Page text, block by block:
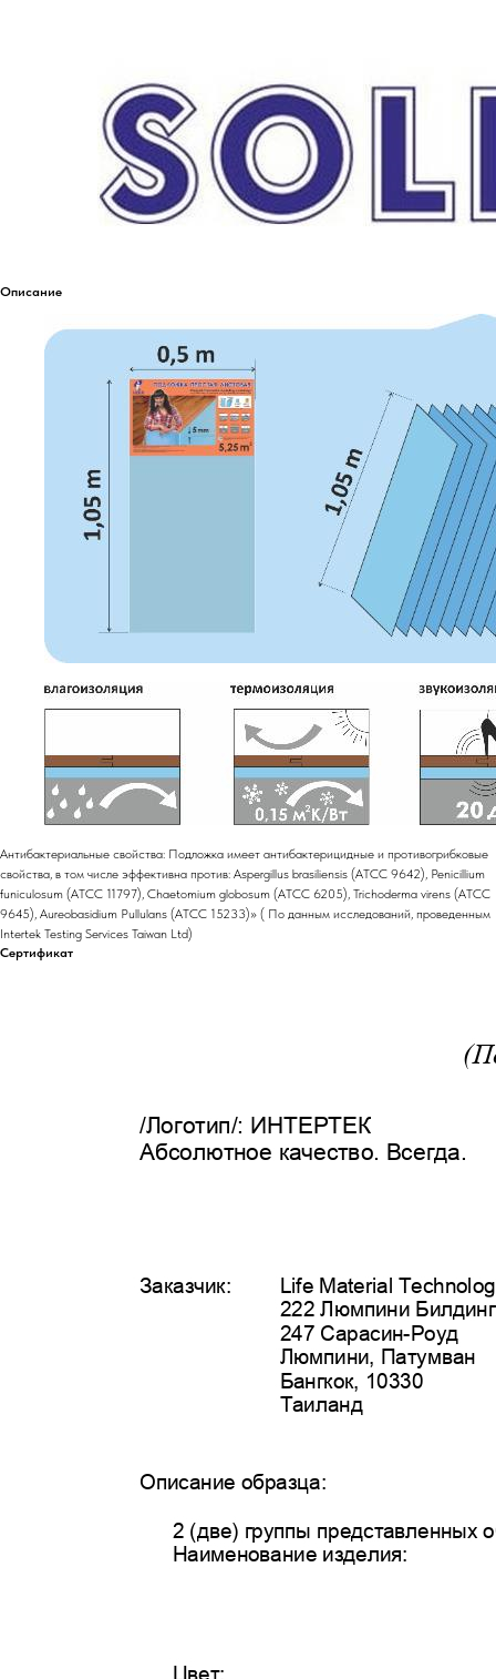
Описание
Антибактериальные свойства: Подложка имеет антибактерицидные и противогрибковые
свойства, в том числе эффективна против: Aspergillus brasiliensis (ATCC 9642), Penicillium
funiculosum (ATCC 11797), Chaetomium globosum (ATCC 6205), Trichoderma virens (ATCC
9645), Aureobasidium Pullulans (ATCC 15233)» ( По данным исследований, проведенным
Intertek Testing Services Taiwan Ltd)
Сертификат